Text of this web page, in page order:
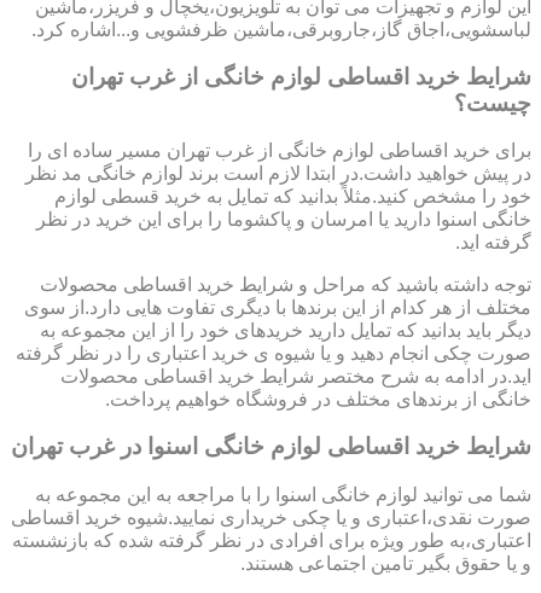
این لوازم و تجهیزات می توان به تلویزیون،یخچال و فریزر،ماشین
لباسشویی،اجاق گاز،جاروبرقی،ماشین ظرفشویی و...اشاره کرد.
شرایط خرید اقساطی لوازم خانگی از غرب تهران
چیست؟
برای خرید اقساطی لوازم خانگی از غرب تهران مسیر ساده ای را
در پیش خواهید داشت.در ابتدا لازم است برند لوازم خانگی مد نظر
خود را مشخص کنید.مثلاً بدانید که تمایل به خرید قسطی لوازم
خانگی اسنوا دارید یا امرسان و پاکشوما را برای این خرید در نظر
گرفته اید.
توجه داشته باشید که مراحل و شرایط خرید اقساطی محصولات
مختلف از هر کدام از این برندها با دیگری تفاوت هایی دارد.از سوی
دیگر باید بدانید که تمایل دارید خریدهای خود را از این مجموعه به
صورت چکی انجام دهید و یا شیوه ی خرید اعتباری را در نظر گرفته
اید.در ادامه به شرح مختصر شرایط خرید اقساطی محصولات
خانگی از برندهای مختلف در فروشگاه خواهیم پرداخت.
شرایط خرید اقساطی لوازم خانگی اسنوا در غرب تهران
شما می توانید لوازم خانگی اسنوا را با مراجعه به این مجموعه به
صورت نقدی،اعتباری و یا چکی خریداری نمایید.شیوه خرید اقساطی
اعتباری،به طور ویژه برای افرادی در نظر گرفته شده که بازنشسته
و یا حقوق بگیر تامین اجتماعی هستند.